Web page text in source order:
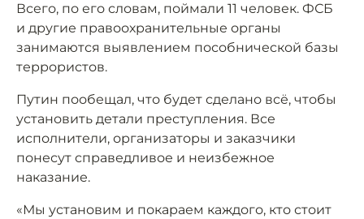
Всего, по его словам, поймали 11 человек. ФСБ
и другие правоохранительные органы
занимаются выявлением пособнической базы
террористов.
Путин пообещал, что будет сделано всё, чтобы
установить детали преступления. Все
исполнители, организаторы и заказчики
понесут справедливое и неизбежное
наказание.
«Мы установим и покараем каждого, кто стоит